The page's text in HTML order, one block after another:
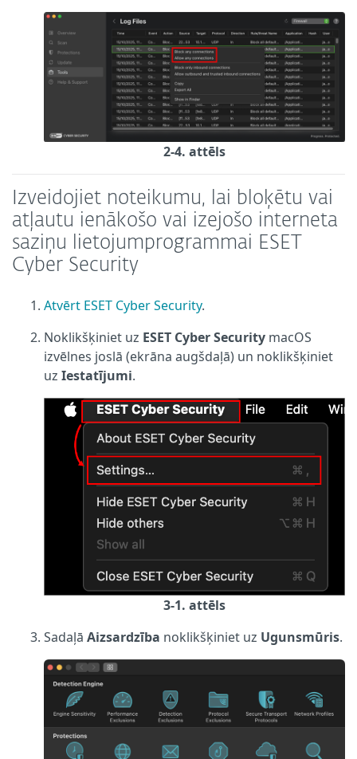
2-4. attēls
Izveidojiet noteikumu, lai bloķētu vai
atļautu ienākošo vai izejošo interneta
saziņu lietojumprogrammai ESET
Cyber Security
Atvērt ESET Cyber Security.
Noklikšķiniet uz ESET Cyber Security macOS
izvēlnes joslā (ekrāna augšdaļā) un noklikšķiniet
uz Iestatījumi.
3-1. attēls
Sadaļā Aizsardzība noklikšķiniet uz Ugunsmūris.